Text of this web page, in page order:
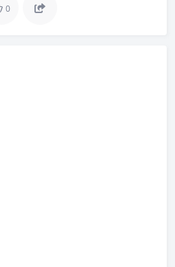
0